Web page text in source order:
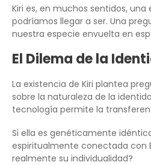
Kiri es, en muchos sentidos,
podríamos llegar a ser. Una
nuestra especie envuelta en
El Dilema de la
La existencia de Kiri plantea
sobre la naturaleza de la
tecnología permite la
Si ella es genéticamente
espiritualmente conectada con
realmente su individualidad?